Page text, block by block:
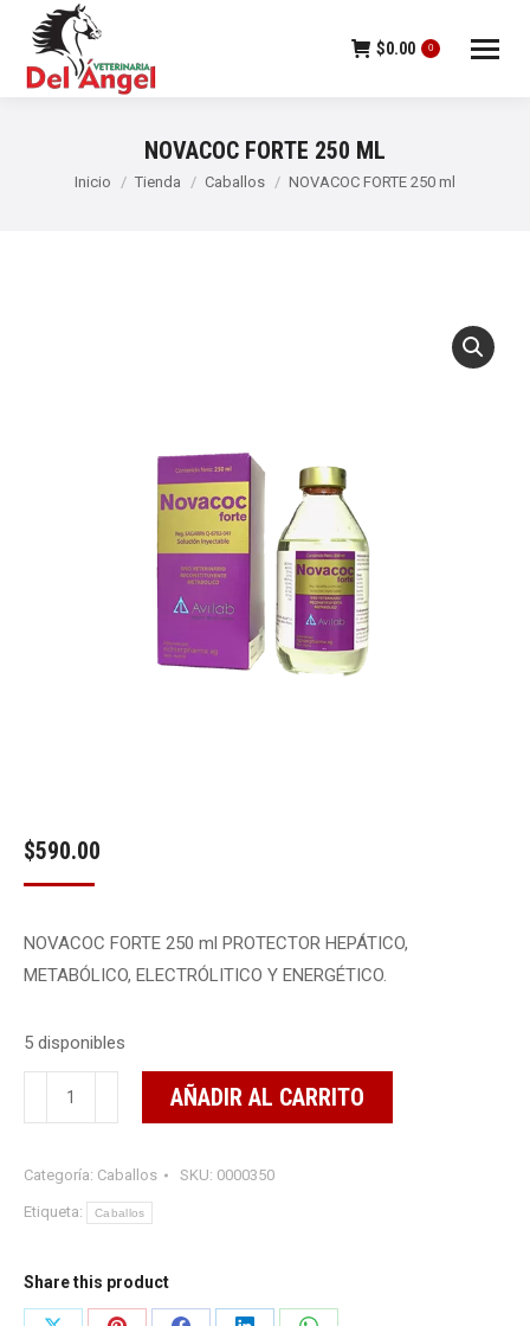
$0.00 0
NOVACOC FORTE 250 ML
Estás aquí:
Inicio Tienda Caballos NOVACOC FORTE 250 ml
$590.00
NOVACOC FORTE 250 ml PROTECTOR HEPÁTICO,
METABÓLICO, ELECTRÓLITICO Y ENERGÉTICO.
5 disponibles
NOVACOC
FORTE
ml
cantidad
AÑADIR AL CARRITO
Categoría: Caballos SKU: 0000350
Etiqueta: Caballos
Share this product